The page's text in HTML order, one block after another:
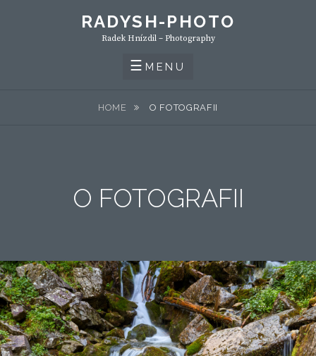
RADYSH-PHOTO
Radek Hnízdil – Photography
MENU
HOME O FOTOGRAFII
O FOTOGRAFII